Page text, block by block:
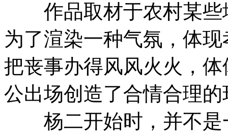
作品取材于农村某些
为了渲染一种气氛，体
把丧事办得风风火火，
公出场创造了合情合理的
杨二开始时，并不是